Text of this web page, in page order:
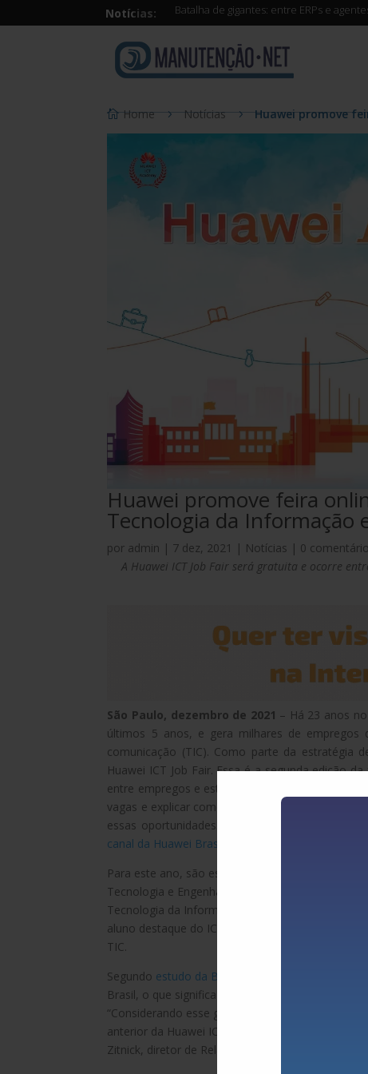
Notícias: Batalha de gigantes: entre ERPs e
Home Notícias Huawei promove
Huawei promove feira
Tecnologia da Informação
por admin | 7 dez, 2021 | Notícias | 0
A Huawei ICT Job Fair será gratuita e ocorre
São Paulo, dezembro de 2021 – Há 23 anos
últimos 5 anos, e gera milhares de
comunicação (TIC). Como parte da estratégia
Huawei ICT Job Fair. Essa é a segunda edição
entre empregos e estágios para estudantes e
vagas e explicar como funcionam seus
essas oportunidades. O evento será realizado
canal da Huawei Brasil no YouTube.
Para este ano, são esperadas 14 empresas,
Tecnologia e Engenharia. O evento contará
Tecnologia da Informação e Comunicação
aluno destaque do ICT Competition, programa
TIC.
Segundo estudo da Brasscom
, 420 mil novos
Brasil, o que significa uma média de 70 mil por
“Considerando esse grande gap a ser
anterior da Huawei ICT Job Fair, esperamos que
Zitnick, diretor de Relações Públicas e